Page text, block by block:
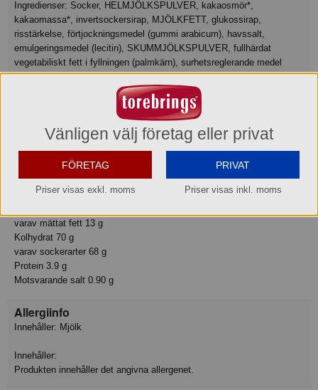
kakaomassa*, invertsockersirap, MJÖLKFETT, glukossirap,
risstärkelse, förtjockningsmedel (gummi arabicum), havssalt,
emulgeringsmedel (lecitin), SKUMMJÖLKSPULVER, fullhärdat
vegetabiliskt fett i fyllningen (palmkärn), surhetsreglerande medel
(natriumvätekarbonat), färgämne (antocyaner), vaniljextrakt. Kan
innehålla spår av mandlar och hasselnötter. *Rainforest Alliance-
Näringsvärde
Tillagningsstatus: Ej tillagad
Basmängdeklaration: 100
Energi 2065 kJ
Energi 492 kcal
varav mättat fett 13 g
Kolhydrat 70 g
varav sockerarter 68 g
Protein 3.9 g
Motsvarande salt 0.90 g
Allergiinfo
Innehåller: Mjölk
Innehåller:
Produkten innehåller det angivna allergenet.
Vänligen välj företag eller privat
FÖRETAG
Priser visas exkl. moms
PRIVAT
Priser visas inkl. moms